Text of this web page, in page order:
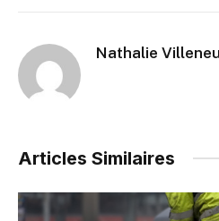
Nathalie
Articles Similaires